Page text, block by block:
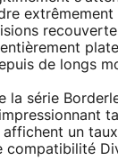
extrêmement
de longs
la série
affichent un
compatibilité